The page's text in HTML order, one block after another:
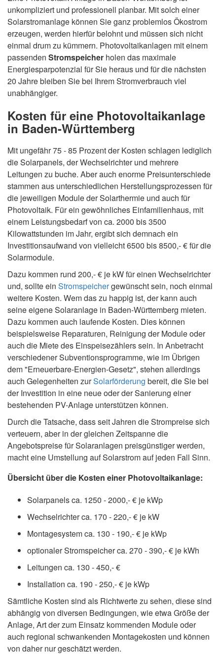
unkompliziert und professionell planbar. Mit solch einer
Solarstromanlage können Sie ganz problemlos Ökostrom
erzeugen, werden hierfür belohnt und müssen sich nicht
einmal drum zu kümmern. Photovoltaikanlagen mit einem
passenden Stromspeicher holen das maximale
Energiesparpotenzial für Sie heraus und für die nächsten
20 Jahre bleiben Sie bei Ihrem Stromverbrauch viel
unabhängiger.
Kosten für eine Photovoltaikanlage
in Baden-Württemberg
Mit ungefähr 75 - 85 Prozent der Kosten schlagen lediglich
die Solarpanels, der Wechselrichter und mehrere
Leitungen zu buche. Aber auch enorme Preisunterschiede
stammen aus unterschiedlichen Herstellungsprozessen für
die jeweiligen Module der Solarthermie und auch für
Photovoltaik. Für ein gewöhnliches Einfamilienhaus, mit
einem Leistungsbedarf von ca. 2000 bis 3500
Kilowattstunden im Jahr, ergibt sich demnach ein
Investitionsaufwand von vielleicht 6500 bis 8500,- € für die
Solarmodule.
Dazu kommen rund 200,- € je kW für einen Wechselrichter
und, sollte ein Stromspeichergewünscht sein, noch einmal
weitere Kosten. Wem das zu happig ist, der kann auch
seine eigene Solaranlage in Baden-Württemberg mieten.
Dazu kommen auch laufende Kosten. Dies können
beispielsweise Reparaturen, Reinigung der Module oder
auch die Miete des Einspeisezählers sein. In Anbetracht
verschiedener Subventionsprogramme, wie im Übrigen
dem "Erneuerbare-Energien-Gesetz", stehen allerdings
auch Gelegenheiten zurSolarförderung bereit, die Sie bei
der Investition in eine neue oder der Sanierung einer
bestehenden PV-Anlage unterstützen können.
Durch die Tatsache, dass seit Jahren die Strompreise sich
verteuern, aber in der gleichen Zeitspanne die
Angebotspreise für Solaranlagen preisgünstiger werden,
macht eine Umstellung auf Solarstrom auf jeden Fall Sinn.
Übersicht über die Kosten einer Photovoltaikanlage:
Solarpanels ca. 1250 - 2000,- € je kWp
Wechselrichter ca. 170 - 220,- € je kW
Montagesystem ca. 130 - 190,- € je kWp
optionaler Stromspeicher ca. 270 - 390,- € je kWh
Leitungen ca. 130 - 450,- €
Installation ca. 190 - 250,- € je kWp
Sämtliche Kosten sind als Richtwerte zu sehen, diese sind
abhängig von diversen Bedingungen, wie etwa Größe der
Anlage, Art der zum Einsatz kommenden Module oder
auch regional schwankenden Montagekosten und können
von daher nur geschätzt werden.